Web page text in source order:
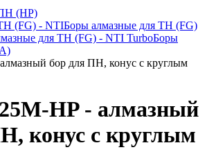
(HP)
(FG) - NTIБоры алмазные для ТН (FG)
для ТН (FG) - NTI TurboБоры
бор для ПН, конус с круглым
HP - алмазный
конус с круглым